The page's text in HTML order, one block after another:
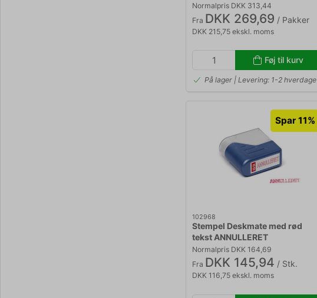
Normalpris DKK 313,44
Fra DKK 269,69 / Pakker
DKK 215,75 ekskl. moms
Føj til kurv
På lager | Levering: 1-2 hverdage
Spar 11%
102968
Stempel Deskmate med rød
tekst ANNULLERET
Normalpris DKK 164,69
Fra DKK 145,94 / Stk.
DKK 116,75 ekskl. moms